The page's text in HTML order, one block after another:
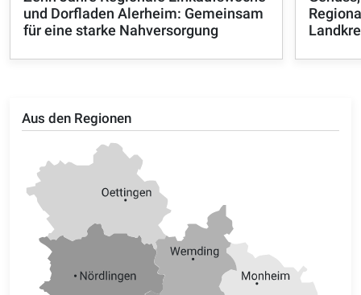
Aus den Regionen
und Dorfladen Alerheim: Gemeinsam
für eine starke Nahversorgung